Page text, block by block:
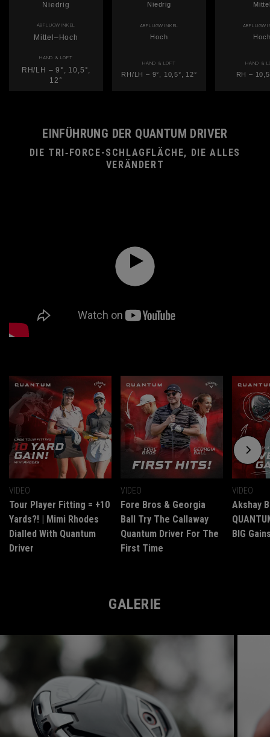
Niedrig Niedrig
ABFLUGWINKEL
Mittel–Hoch
ABFLUGWINKEL
Hoch
HAND & LOFT
RH/LH – 9°, 10,5°,
12°
HAND & LOFT
RH/LH – 9°, 10,5°, 12°
HAND &
RH –
EINFÜHRUNG DER QUANTUM DRIVER
DIE TRI‑FORCE-SCHLAGFLÄCHE, DIE ALLES
VERÄNDERT
VIDEO
Tour Player Fitting = +10
Yards?! | Mimi Rhodes
Dialled With Quantum
Driver
VIDEO
Fore Bros & Georgia
Ball Try The Callaway
Quantum Driver For The
First Time
VIDEO
Akshay
BIG
GALERIE